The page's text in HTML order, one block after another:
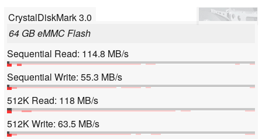
CrystalDiskMark 3.0
64 GB eMMC Flash
Sequential Read: 114.8 MB/s
Sequential Write: 55.3 MB/s
512K Read: 118 MB/s
512K Write: 63.5 MB/s